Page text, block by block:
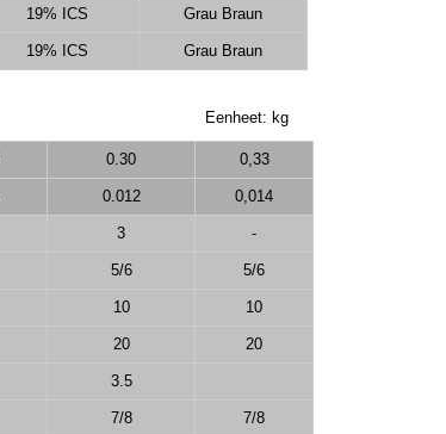
19% ICS Grau Braun
19% ICS Grau Braun
Eenheet: kg
0.30 0,33
0.012 0,014
3 -
5/6 5/6
10 10
20 20
3.5
7/8 7/8